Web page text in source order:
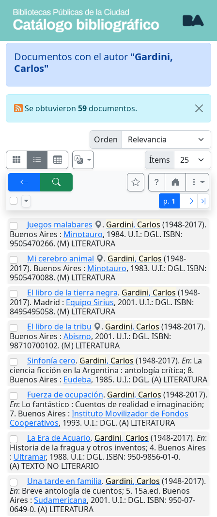
Documentos con el autor "Gardini,
Carlos"
Se obtuvieron 59documentos.
Orden
Ítems
p. 1
Juegos malabares . Gardini, Carlos (1948-2017).
Buenos Aires : Minotauro, 1984. U.I.: DGL. ISBN:
9505470266. (M) LITERATURA
Mi cerebro animal
. Gardini, Carlos (1948-
2017). Buenos Aires : Minotauro, 1983. U.I.: DGL. ISBN:
9505470088. (M) LITERATURA
El libro de la tierra negra. Gardini, Carlos (1948-
2017). Madrid : Equipo Sirius, 2001. U.I.: DGL. ISBN:
8495495058. (M) LITERATURA
El libro de la tribu
. Gardini, Carlos (1948-2017).
Buenos Aires : Abismo, 2001. U.I.: DGL. ISBN:
98710700102. (M) LITERATURA
Sinfonía cero. Gardini, Carlos (1948-2017). En: La
ciencia ficción en la Argentina : antología crítica; 8.
Buenos Aires : Eudeba, 1985. U.I.: DGL. (A) LITERATURA
Fuerza de ocupación. Gardini, Carlos (1948-2017).
En: Lo fantástico : Cuentos de realidad e imaginación;
7. Buenos Aires : Instituto Movilizador de Fondos
Cooperativos, 1993. U.I.: DGL. (A) LITERATURA
La Era de Acuario. Gardini, Carlos (1948-2017). En:
Historia de la fragua y otros inventos; 4. Buenos Aires
: Ultramar, 1988. U.I.: DGL. ISBN: 950-9856-01-0.
(A) TEXTO NO LITERARIO
Una tarde en familia. Gardini, Carlos (1948-2017).
En: Breve antología de cuentos; 5. 15a.ed. Buenos
Aires : Sudamericana, 2001. U.I.: DGL. ISBN: 950-07-
0649-0. (A) LITERATURA